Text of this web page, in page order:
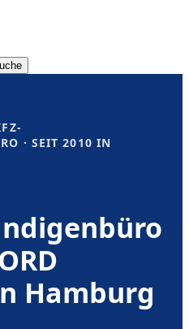
· SEIT 2010 IN
Hamburg